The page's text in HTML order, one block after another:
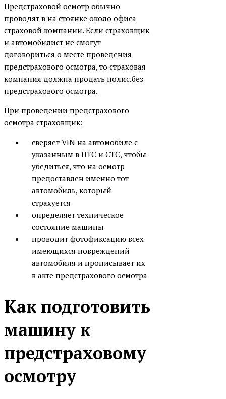
Предстраховой осмотр обычно
проводят в на стоянке около офиса
страховой компании. Если страховщик
и автомобилист не смогут
договориться о месте проведения
предстрахового осмотра, то страховая
компания должна продать полис.без
предстрахового осмотра.
При проведении предстрахового
осмотра страховщик:
сверяет VIN на автомобиле с
указанным в ПТС и СТС, чтобы
убедиться, что на осмотр
предоставлен именно тот
автомобиль, который
страхуется
определяет техническое
состояние машины
проводит фотофиксацию всех
имеющихся повреждений
автомобиля и прописывает их
в акте предстрахового осмотра
Как подготовить
машину к
предстраховому
осмотру